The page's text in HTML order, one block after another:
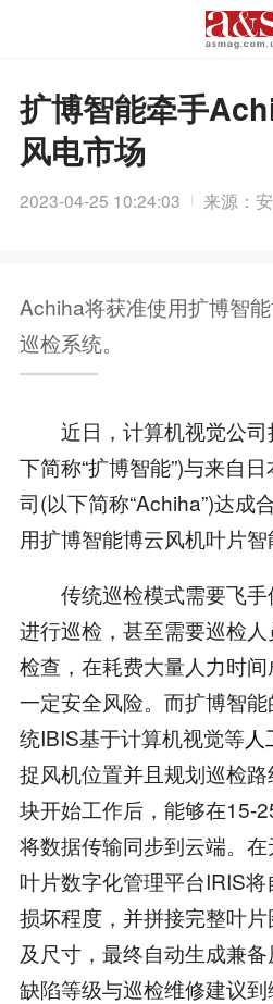
扩博智能牵手
风电市场
2023-04-25 10:24:03 来源：
Achiha将获准使用扩博智
巡检系统。
近日，计算机视觉公司
下简称“扩博智能”)与来自
司(以下简称“Achiha”)达成
用扩博智能博云风机叶片智
传统巡检模式需要飞手
进行巡检，甚至需要巡检
检查，在耗费大量人力时
一定安全风险。而扩博智
统IBIS基于计算机视觉等人
捉风机位置并且规划巡检
块开始工作后，能够在15-
将数据传输同步到云端。在
叶片数字化管理平台IRIS
损坏程度，并拼接完整叶
及尺寸，最终自动生成兼
缺陷等级与巡检维修建议到